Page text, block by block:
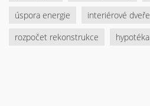
úspora energie
interiérové dveře
rozpočet rekonstrukce
hypotéka